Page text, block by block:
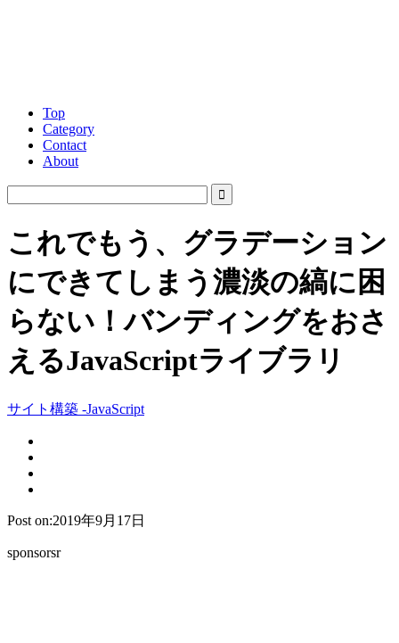
Top
Category
Contact
About
これでもう、グラデーション
にできてしまう濃淡の縞に困
らない！バンディングをおさ
えるJavaScriptライブラリ
サイト構築 -JavaScript
Post on:2019年9月17日
sponsorsr